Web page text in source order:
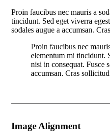
Proin faucibus nec mauris a
tincidunt. Sed eget viverra
sodales augue a accumsan.
Proin faucibus nec
elementum mi tincidunt.
nisi in consequat. Fusce
accumsan. Cras
Image Alignment